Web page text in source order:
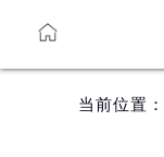
当前位置：